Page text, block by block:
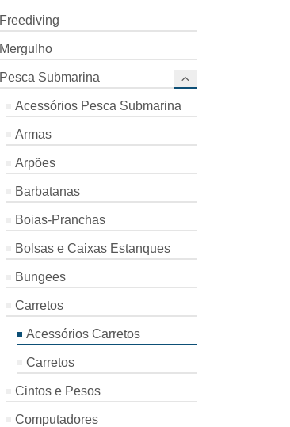
Freediving
Mergulho
Pesca Submarina
Acessórios Pesca Submarina
Armas
Arpões
Barbatanas
Boias-Pranchas
Bolsas e Caixas Estanques
Bungees
Carretos
Acessórios Carretos
Carretos
Cintos e Pesos
Computadores